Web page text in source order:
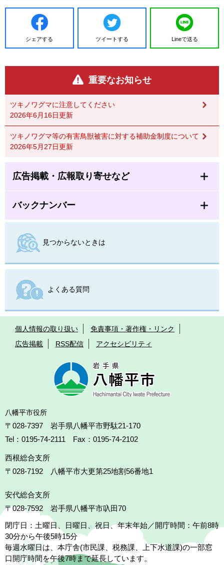
シェアする ツイートする Lineで送る
重要なお知らせ
ツキノワグマに注意してください
2026年6月16日更新
ツキノワグマ等の有害鳥獣被害に対する補助金制度について
2026年5月27日更新
広告掲載・広報取り寄せなど
バックナンバー
見つからないときは
よくある質問
個人情報の取り扱い
免責事項・著作権・リンク
広告掲載
RSS配信 アクセシビリティ
八幡平市役所
〒028-7397 岩手県八幡平市野駄21-170
Tel：0195-74-2111 Fax：0195-74-2102
西根総合支所
〒028-7192
八幡平市大更第25地割56番地1
安代総合支所
〒028-7592
岩手県八幡平市叺田70
閉庁日：土曜日、日曜日、祝日、年末年始／開庁時間：午前8時
30分から午後5時15分
毎週水曜日は、本庁舎(市民課、税務課、上下水道課)の一部窓
口開庁時間を午後7時まで延長しています。